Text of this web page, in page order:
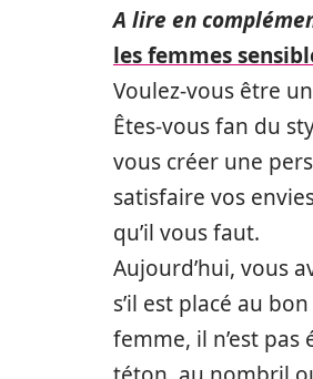
A lire en
les femmes
Voulez-vous être
Êtes-vous fan du
vous créer une
satisfaire vos
qu’il vous faut.
Aujourd’hui, vous
s’il est placé au
femme, il n’est